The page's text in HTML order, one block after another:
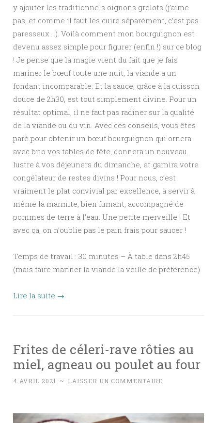
y ajouter les traditionnels oignons grelots (j’aime
pas, et comme il faut les cuire séparément, c’est pas
paresseux….). Voilà comment mon bourguignon est
devenu assez simple pour figurer (enfin !) sur ce blog
! Je pense que la magie vient du fait que je fais
mariner le bœuf toute une nuit, la viande a un
fondant incomparable. Et la sauce, grâce à la cuisson
douce de 2h30, est tout simplement divine. Pour un
résultat optimal, il ne faut pas radiner sur la qualité
de la viande ou du vin. Avec ces conseils, vous êtes
paré pour obtenir un bœuf bourguignon qui ornera
avec brio vos tables de fête, donnera un nouveau
lustre à vos déjeuners du dimanche, et garnira votre
congélateur de restes divins ! Pour nous, c’est
vraiment le plat convivial par excellence, à servir à
même la marmite, bien fumant, accompagné de
pommes de terre à l’eau. Une petite merveille ! Et
avec ça, on n’oublie pas le pain frais pour saucer !
Temps de travail : 30 minutes – À table dans 2h45
(mais faire mariner la viande la veille de préférence)
Lire la suite →
Frites de céleri-rave rôties au
miel, agneau ou poulet au four
4 AVRIL 2021 ~ LAISSER UN COMMENTAIRE